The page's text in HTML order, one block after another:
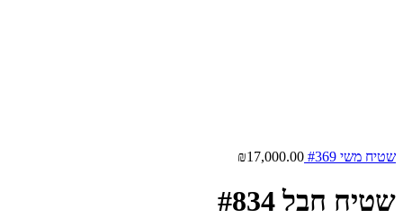
שטיח משי #369 ₪17,000.00
שטיח חבל #834